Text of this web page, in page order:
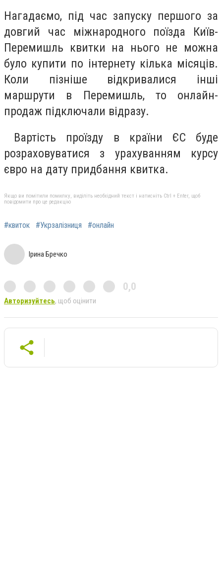
Нагадаємо, під час запуску першого за
довгий час міжнародного поїзда Київ-
Перемишль квитки на нього не можна
було купити по інтернету кілька місяців.
Коли пізніше відкривалися інші
маршрути в Перемишль, то онлайн-
продаж підключали відразу.
Вартість проїзду в країни ЄС буде
розраховуватися з урахуванням курсу
євро на дату придбання квитка.
Якщо ви помітили помилку, виділіть необхідний текст і натисніть Ctrl + Enter, щоб
повідомити про це редакцію
#квиток #Укрзалізниця #онлайн
Ірина Бречко
0,0
Авторизуйтесь, щоб оцінити